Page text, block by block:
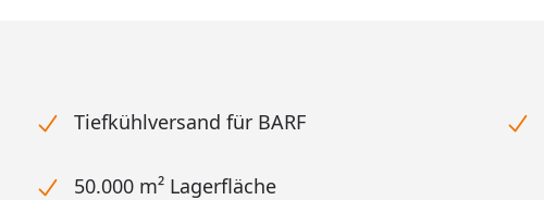
Tiefkühlversand für BARF
50.000 m² Lagerfläche